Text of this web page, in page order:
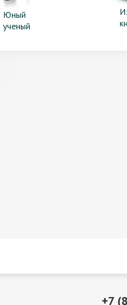
Юный
ученый
+7